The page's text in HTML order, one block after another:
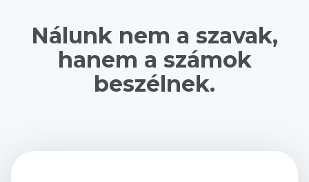
Nálunk nem a szavak,
hanem a számok
beszélnek.